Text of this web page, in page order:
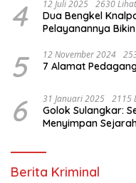
4 12 Juli 2025 2630 Lihat
Dua Bengkel
Pelayanannya
5 12 November 2024
7 Alamat
6 31 Januari 2025 2115
Golok Sulangkar:
Menyimpan
Berita Kriminal